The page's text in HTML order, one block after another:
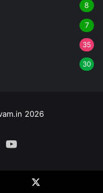
8
7
35
30
2026